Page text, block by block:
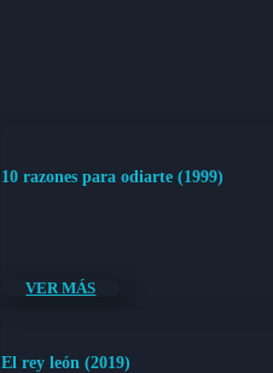
10 razones para odiarte (1999)
VER MÁS
El rey león (2019)